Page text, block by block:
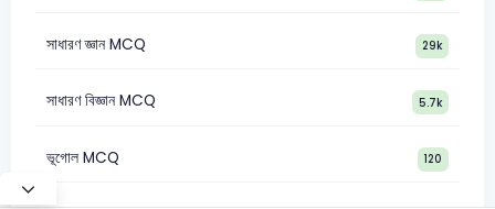
সাধারণ জ্ঞান MCQ 29k
সাধারণ বিজ্ঞান MCQ 5.7k
ভূগোল MCQ 120